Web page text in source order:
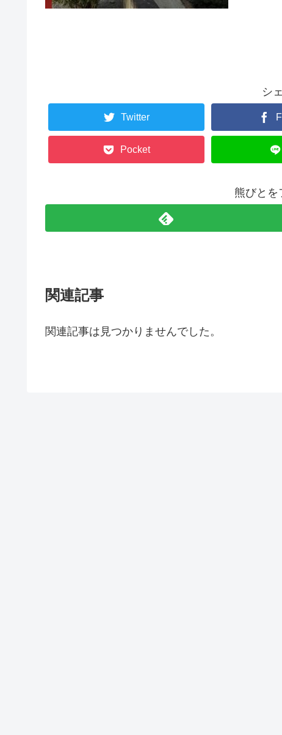
シ
Twitter
Pocket
熊びとを
関連記事
関連記事は見つかりませんでした。